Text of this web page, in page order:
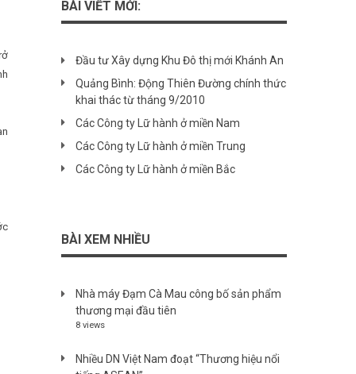
BÀI VIẾT MỚI:
Đầu tư Xây dựng Khu Đô thị mới Khánh An
Quảng Bình: Động Thiên Đường chính thức
khai thác từ tháng 9/2010
Các Công ty Lữ hành ở miền Nam
Các Công ty Lữ hành ở miền Trung
Các Công ty Lữ hành ở miền Bắc
BÀI XEM NHIỀU
Nhà máy Đạm Cà Mau công bố sản phẩm
thương mại đầu tiên
8 views
Nhiều DN Việt Nam đoạt “Thương hiệu nổi